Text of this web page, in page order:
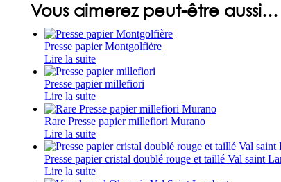
Vous aimerez peut-être aussi…
Presse papier Montgolfière
Lire la suite
Presse papier millefiori
Lire la suite
Rare Presse papier millefiori Murano
Lire la suite
Presse papier cristal doublé rouge et taillé Val saint
Lire la suite